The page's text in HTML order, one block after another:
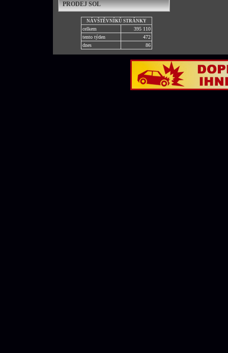
PRODEJ SOL
NÁVŠTĚVNÍKŮ STRÁNKY
celkem
395 110
tento týden
472
dnes
86